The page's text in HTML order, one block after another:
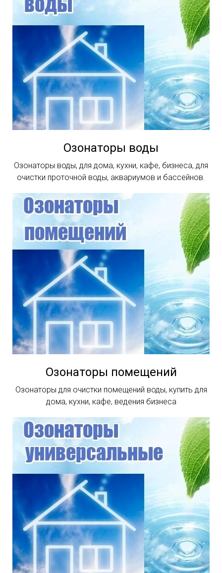
Озонаторы воды
Озонаторы воды, для дома, кухни, кафе, бизнеса, для
очистки проточной воды, аквариумов и бассейнов.
Озонаторы помещений
Озонаторы для очистки помещений воды, купить для
дома, кухни, кафе, ведения бизнеса